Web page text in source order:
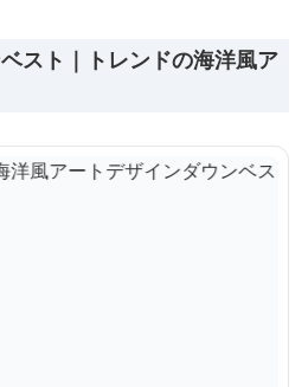
スト｜トレンドの海洋風ア